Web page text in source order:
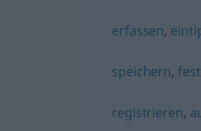
erfassen,
speichern,
registrieren,